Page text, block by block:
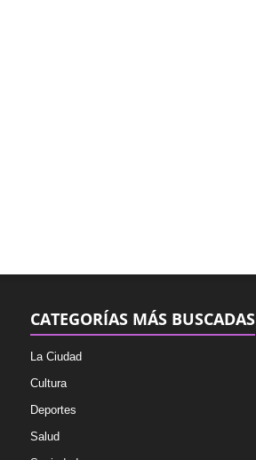
CATEGORÍAS MÁS BUSCADAS
La Ciudad
Cultura
Deportes
Salud